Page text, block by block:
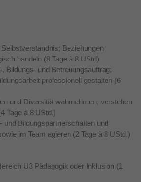
Beziehungen
handeln (8 Tage à 8 UStd)
Bildungs- und Betreuungsauftrag;
professionell gestalten (6
und Diversität wahrnehmen, verstehen
Tage à 8 UStd.)
und Bildungspartnerschaften und
im Team agieren (2 Tage à 8 UStd.)
U3 Pädagogik oder Inklusion (1